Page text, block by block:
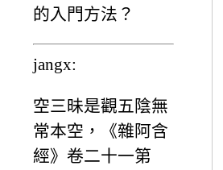
的入門方法？
jangx:
空三昧是觀五陰無
常本空，《雜阿含
經》卷二十一第